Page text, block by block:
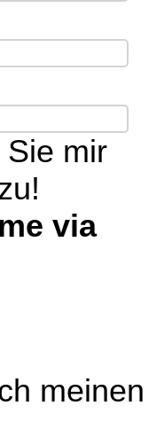
Sie mir
via
meinen